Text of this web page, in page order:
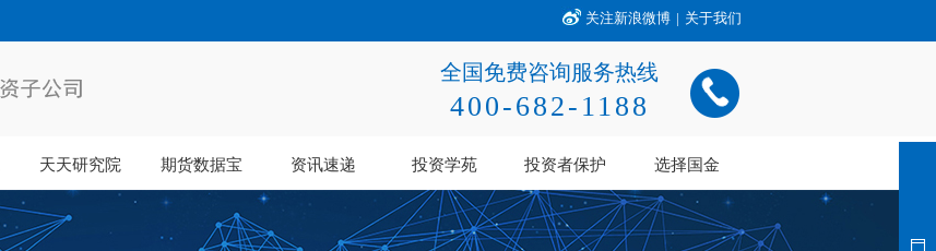
关注新浪微博 | 关于我们
全国免费咨询服务热线
400-682-1188
天天研究院 期货数据宝 资讯速递 投资学苑 投资者保护 选择国金